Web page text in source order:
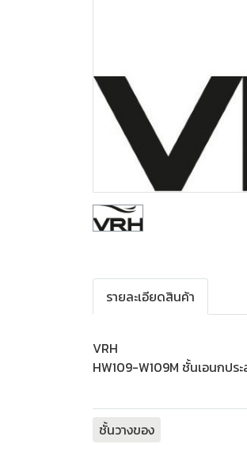
รายละเอียดสินค้า
VRH
HW109-W109M ชั้นเอนกป
ชั้นวางของ